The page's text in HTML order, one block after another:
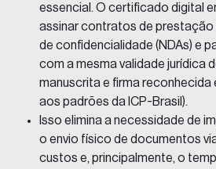
essencial. O certificado digital
assinar contratos de prestação
de confidencialidade (NDAs) e
com a mesma validade jurídica
manuscrita e firma reconhecida
aos padrões da ICP-Brasil).
Isso elimina a necessidade de
o envio físico de documentos
custos e, principalmente, o